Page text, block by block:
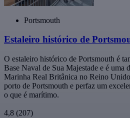
Portsmouth
Estaleiro histórico de
O estaleiro histórico de Portsmouth é
Base Naval de Sua Majestade e é uma
Marinha Real Britânica no Reino
porto de Portsmouth e perfaz um
o que é marítimo.
4,8 (207)